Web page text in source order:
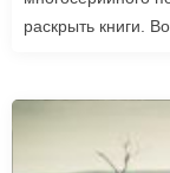
раскрыть книги.